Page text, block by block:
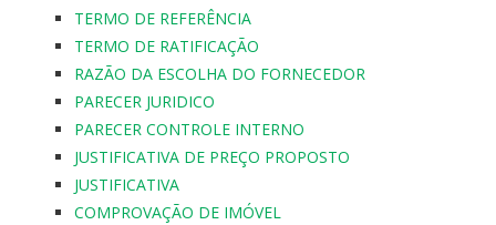
TERMO DE REFERÊNCIA
TERMO DE RATIFICAÇÃO
RAZÃO DA ESCOLHA DO FORNECEDOR
PARECER JURIDICO
PARECER CONTROLE INTERNO
JUSTIFICATIVA DE PREÇO PROPOSTO
JUSTIFICATIVA
COMPROVAÇÃO DE IMÓVEL